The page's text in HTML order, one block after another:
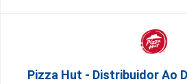
Pizza Hut - Distribuidor Ao